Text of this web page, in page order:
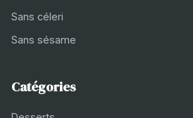
Sans céleri
Sans sésame
Catégories